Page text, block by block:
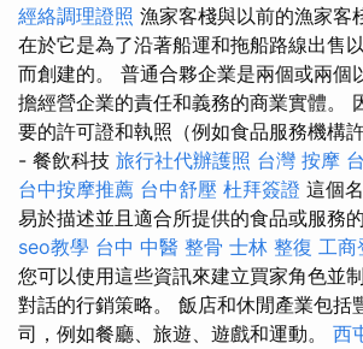
經絡調理證照 漁家客棧與以前的漁家客
在於它是為了沿著船運和拖船路線出售
而創建的。 普通合夥企業是兩個或兩個
擔經營企業的責任和義務的商業實體。
要的許可證和執照（例如食品服務機構
- 餐飲科技 旅行社代辦護照 台灣 按摩
台中按摩推薦 台中舒壓 杜拜簽證 這個
易於描述並且適合所提供的食品或服務
seo教學 台中 中醫 整骨 士林 整復 工商
您可以使用這些資訊來建立買家角色並
對話的行銷策略。 飯店和休閒產業包括
司，例如餐廳、旅遊、遊戲和運動。 西